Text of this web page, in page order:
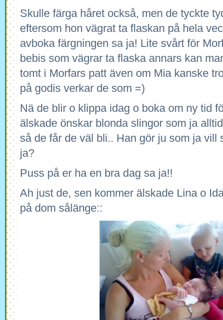
Skulle färga håret också, men de tyckte
eftersom hon vägrat ta flaskan på hela
avboka färgningen sa ja! Lite svårt för
bebis som vägrar ta flaska annars kan
tomt i Morfars patt även om Mia kanske
på godis verkar de som =)
Nä de blir o klippa idag o boka om ny tid
älskade önskar blonda slingor som ja
så de får de väl bli.. Han gör ju som ja vill
ja?
Puss på er ha en bra dag sa ja!!
Ah just de, sen kommer älskade Lina o
på dom sålänge::